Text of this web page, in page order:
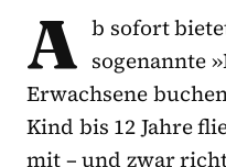
A b sofort
sogenannte
Erwachsene
Kind bis 12 Jahre
mit – und zwar